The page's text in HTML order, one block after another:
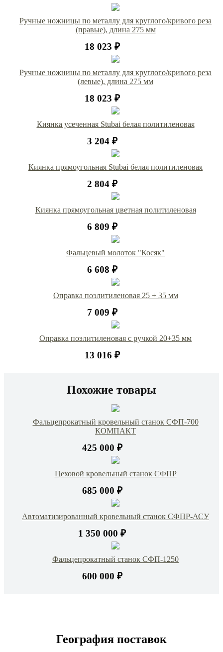
Ручные ножницы по металлу для круглого/кривого реза
(правые), длина 275 мм
18 023 ₽
Ручные ножницы по металлу для круглого/кривого реза
(левые), длина 275 мм
18 023 ₽
Киянка усеченная Stubai белая политиленовая
3 204 ₽
Киянка прямоугольная Stubai белая политиленовая
2 804 ₽
Киянка прямоугольная цветная политиленовая
6 809 ₽
Фальцевый молоток "Косяк"
6 608 ₽
Оправка поэлитиленовая 25 + 35 мм
7 009 ₽
Оправка поэлитиленовая с ручкой 20+35 мм
13 016 ₽
Похожие товары
Фальцепрокатный кровельный станок СФП-700
КОМПАКТ
425 000 ₽
Цеховой кровельный станок СФПР
685 000 ₽
Автоматизированный кровельный станок СФПР-АСУ
1 350 000 ₽
Фальцепрокатный станок СФП-1250
600 000 ₽
География поставок